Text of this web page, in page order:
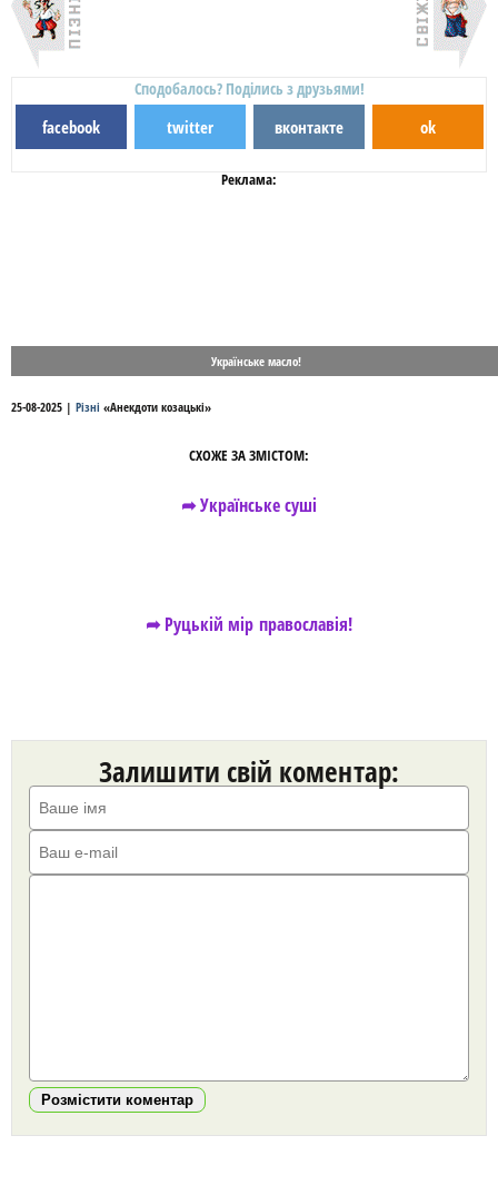
Сподобалось? Поділись з друзьями!
facebook twitter вконтакте ok
Реклама:
Українське масло!
25-08-2025 | Різні «Анекдоти козацькі»
СХОЖЕ ЗА ЗМІСТОМ:
➦ Українське суші
➦ Руцькій мір православія!
Залишити свій коментар:
Розмістити коментар